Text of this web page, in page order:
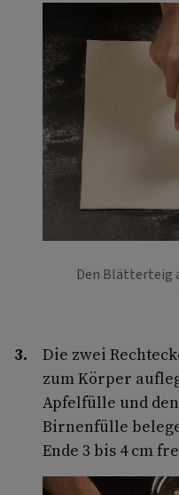
Den Blätterteig
Die zwei
zum Körper
Apfelfülle und
Birnenfülle
Ende 3 bis 4 cm